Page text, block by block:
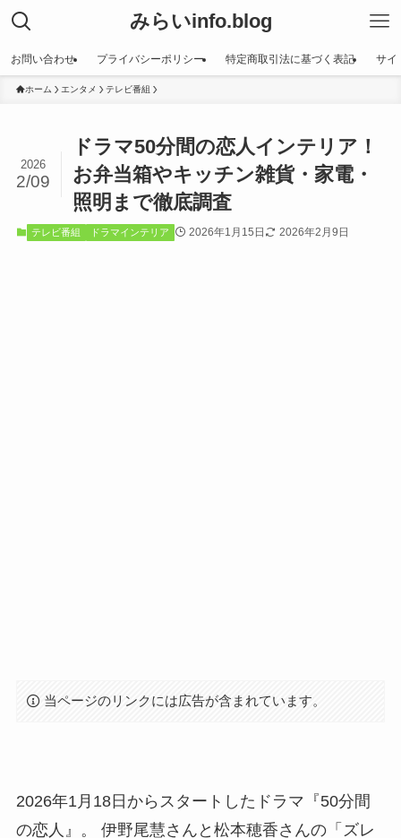
みらいinfo.blog
お問い合わせ プライバシーポリシー 特定商取引法に基づく表記 サイ
ホーム エンタメ テレビ番組
ドラマ50分間の恋人インテリア！
お弁当箱やキッチン雑貨・家電・
照明まで徹底調査
2026
2/09
テレビ番組 ドラマインテリア 2026年1月15日 2026年2月9日
当ページのリンクには広告が含まれています。
2026年1月18日からスタートしたドラマ『50分間
の恋人』。 伊野尾慧さんと松本穂香さんの「ズレ